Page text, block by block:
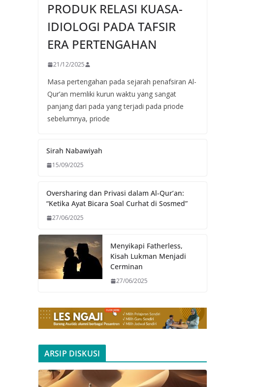
PRODUK RELASI KUASA-
IDIOLOGI PADA TAFSIR
ERA PERTENGAHAN
21/12/2025
Masa pertengahan pada sejarah penafsiran Al-
Qur’an memliki kurun waktu yang sangat
panjang dari pada yang terjadi pada priode
sebelumnya, priode
Sirah Nabawiyah
15/09/2025
Oversharing dan Privasi dalam Al-Qur’an:
“Ketika Ayat Bicara Soal Curhat di Sosmed”
27/06/2025
Menyikapi Fatherless,
Kisah Lukman Menjadi
Cerminan
27/06/2025
ARSIP DISKUSI